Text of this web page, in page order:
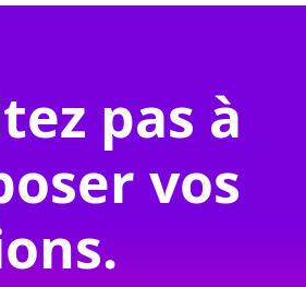
pas à
vos